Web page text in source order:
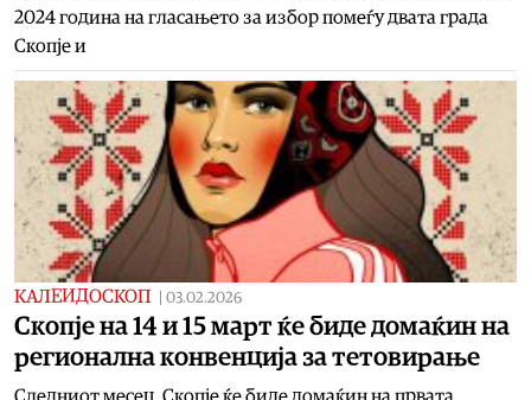
2024 година на гласањето за избор помеѓу двата града
Скопје и
КАЛЕИДОСКОП 03.02.2026
Скопје на 14 и 15 март ќе биде домаќин на
регионална конвенција за тетовирање